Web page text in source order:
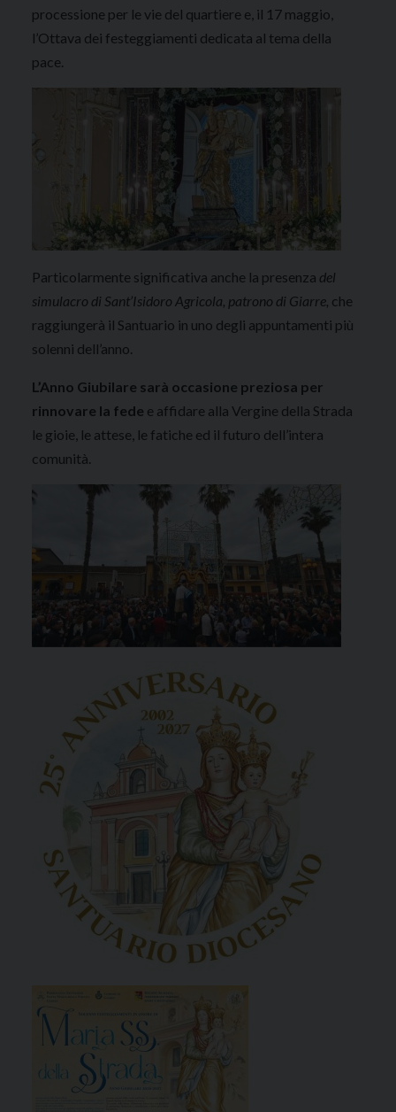
processione per le vie del quartiere e, il 17 maggio,
l’Ottava dei festeggiamenti dedicata al tema della
pace.
Particolarmente significativa anche la presenza del
simulacro di Sant’Isidoro Agricola, patrono di Giarre, che
raggiungerà il Santuario in uno degli appuntamenti più
solenni dell’anno.
L’Anno Giubilare sarà occasione preziosa per
rinnovare la fede e affidare alla Vergine della Strada
le gioie, le attese, le fatiche ed il futuro dell’intera
comunità.